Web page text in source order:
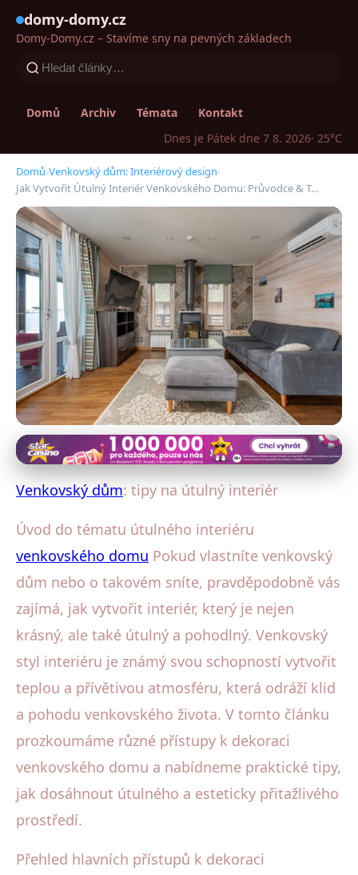
domy-domy.cz
Domy-Domy.cz – Stavíme sny na pevných základech
Domů Archiv Témata
Kontakt
Dnes je Pátek dne 7 8. 2026· 25°C
Domů›Venkovský dům: Interiérový design›
Jak Vytvořit Útulný Interiér Venkovského Domu: Průvodce & T…
Venkovský dům: Interiérový design
Jak Vytvořit Útulný Interiér
Tipy
15. 11. 2025 · 4 min čtení · Autor: Eva Šimková
Venkovský dům: tipy na útulný interiér
Úvod do tématu útulného interiéru
venkovského domu Pokud vlastníte venkovský
dům nebo o takovém sníte, pravděpodobně vás
zajímá, jak vytvořit interiér, který je nejen
krásný, ale také útulný a pohodlný. Venkovský
styl interiéru je známý svou schopností vytvořit
teplou a přívětivou atmosféru, která odráží klid
a pohodu venkovského života. V tomto článku
prozkoumáme různé přístupy k dekoraci
venkovského domu a nabídneme praktické tipy,
jak dosáhnout útulného a esteticky přitažlivého
prostředí.
Přehled hlavních přístupů k dekoraci